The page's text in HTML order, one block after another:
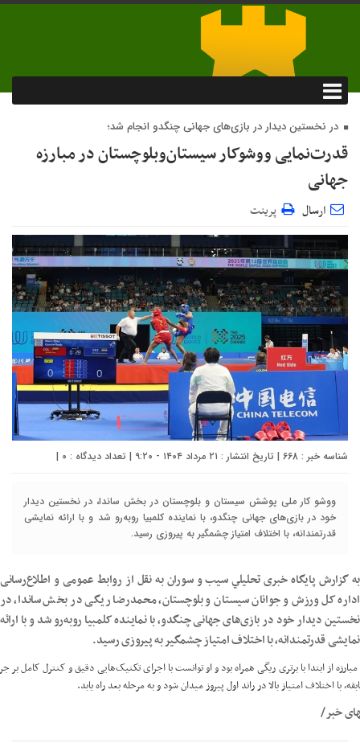
در نخستین دیدار در بازی‌های جهانی چنگدو انجام شد؛
قدرت‌نمایی ووشوکار سیستان‌وبلوچستان در مبارزه
جهانی
ارسال پرینت
شناسه خبر : 668 | تاریخ انتشار : ۲۱ مرداد ۱۴۰۴ - ۹:۲۰ | تعداد دیدگاه : ۰ |
ووشو کار ملی پوشش سیستان و بلوچستان در بخش ساندا، در نخستین دیدار
خود در بازی‌های جهانی چنگدو، با نماینده کلمبیا روبه‌رو شد و با ارائه نمایشی
قدرتمندانه، با اختلاف امتیاز چشمگیر به پیروزی رسید.
به گزارش پایگاه خبری تحليلي سيب و سوران به نقل از روابط عمومی و اطلاع‌رسانی
اداره کل ورزش و جوانان سیستان و بلوچستان، محمدرضا ریگی در بخش ساندا، در
نخستین دیدار خود در بازی‌های جهانی چنگدو، با نماینده کلمبیا روبه‌رو شد و با ارائه
نمایشی قدرتمندانه، با اختلاف امتیاز چشمگیر به پیروزی رسید.
از ابتدا با برتری ریگی همراه بود و او توانست با اجرای تکنیک‌هایی دقیق و کنترل کامل بر
با اختلاف امتیاز بالا در راند اول پیروز میدان شود و به مرحله بعد راه یابد.
خبر/